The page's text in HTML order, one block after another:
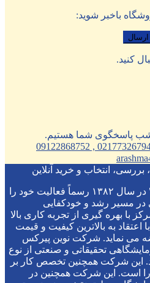
باخبر شوید:
کنید.
انتخاب و خرید آنلاین
" شرکت تولیدی نوین پیرکس " در سال ۱۳۸۲ رسماً فعالیت خود را
در مسیر رشد و خودکفایی
با بهره گیری از تجربه کاری بالا
اعتقاد به بالاترین کیفیت و قیمت
می نماید. شرکت نوین پیرکس
تحقیقاتی و صنعتی از نوع
این شرکت همچنین تخصص کار بر
است. این شرکت همچنین در